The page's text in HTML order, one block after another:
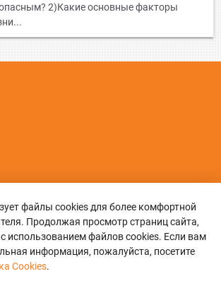
2)Какие основные факторы
2026
cookiesПолитика Cookies
файлы cookies для более комфортной
Продолжая просмотр страниц сайта,
использованием файлов cookies. Если вам
информация, пожалуйста, посетите
Cookies.